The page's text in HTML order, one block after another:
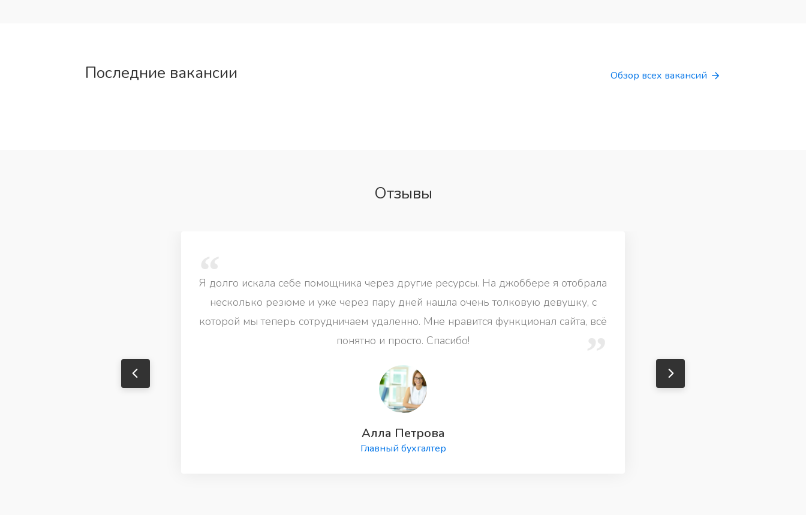
Последние вакансии Обзор всех вакансий
Отзывы
Я долго искала себе помощника через другие ресурсы. На джоббере я отобрала
несколько резюме и уже через пару дней нашла очень толковую девушку, с
которой мы теперь сотрудничаем удаленно. Мне нравится функционал сайта, всё
понятно и просто. Спасибо!
Алла Петрова
Главный бухгалтер